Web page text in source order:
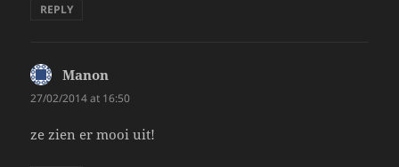
REPLY
Manon
27/02/2014 at 16:50
ze zien er mooi uit!